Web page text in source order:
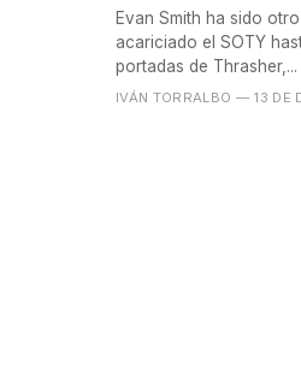
Evan Smith ha sido
acariciado el SOTY
portadas de Thrasher,...
IVÁN TORRALBO — 13 DE